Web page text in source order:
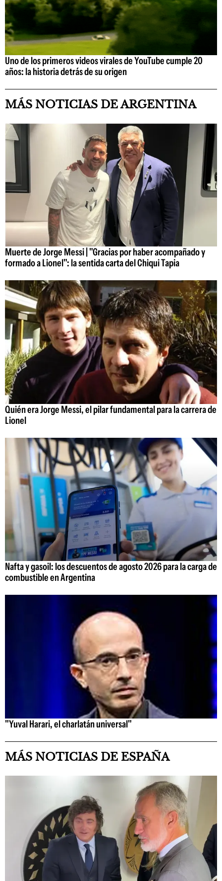
Uno de los primeros videos virales de YouTube cumple 20
años: la historia detrás de su origen
MÁS NOTICIAS DE ARGENTINA
Muerte de Jorge Messi | "Gracias por haber acompañado y
formado a Lionel": la sentida carta del Chiqui Tapia
Quién era Jorge Messi, el pilar fundamental para la carrera de
Lionel
Nafta y gasoil: los descuentos de agosto 2026 para la carga de
combustible en Argentina
"Yuval Harari, el charlatán universal"
MÁS NOTICIAS DE ESPAÑA